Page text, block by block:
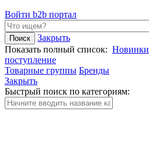
Войти b2b портал
Закрыть
Показать полный список: Новинки
поступление
Товарные группы Бренды
Закрыть
Быстрый поиск по категориям: